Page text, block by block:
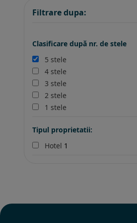
Filtrare dupa:
Clasificare după nr. de stele
5 stele
4 stele
3 stele
2 stele
1 stele
Tipul proprietatii:
Hotel 1